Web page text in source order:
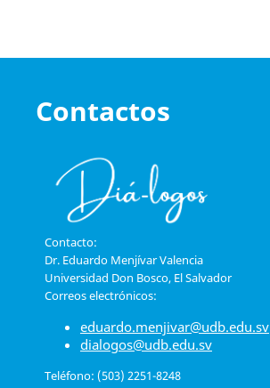
Contactos
Contacto:
Dr. Eduardo Menjívar Valencia
Universidad Don Bosco, El Salvador
Correos electrónicos:
eduardo.menjivar@udb.edu.sv
dialogos@udb.edu.sv
Teléfono: (503) 2251-8248